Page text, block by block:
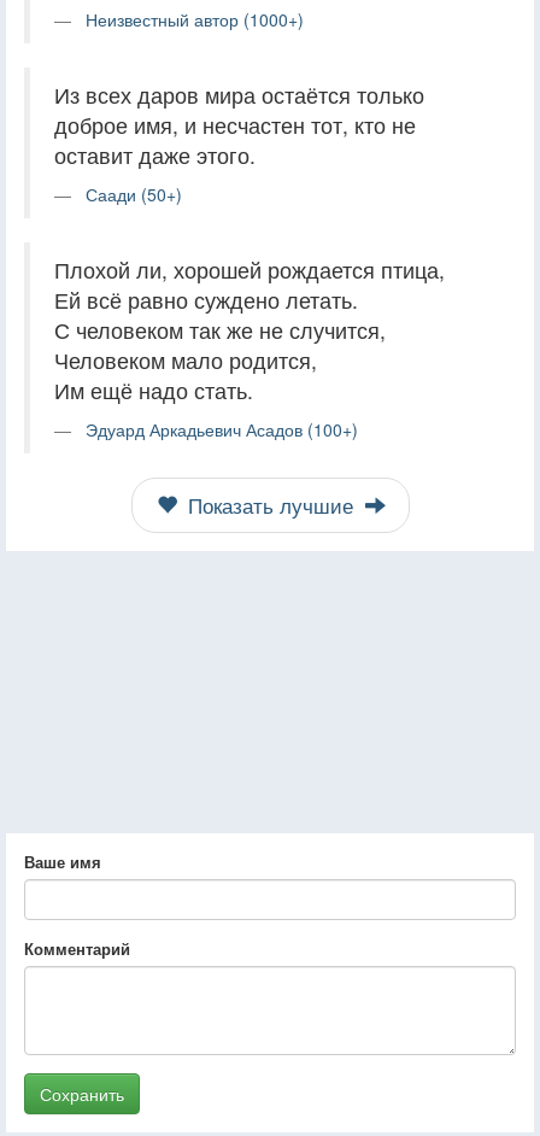
Неизвестный автор (1000+)
Из всех даров мира остаётся только
доброе имя, и несчастен тот, кто не
оставит даже этого.
Саади (50+)
Плохой ли, хорошей рождается птица,
Ей всё равно суждено летать.
С человеком так же не случится,
Человеком мало родится,
Им ещё надо стать.
Эдуард Аркадьевич Асадов (100+)
Показать лучшие
Ваше имя
Комментарий
Сохранить